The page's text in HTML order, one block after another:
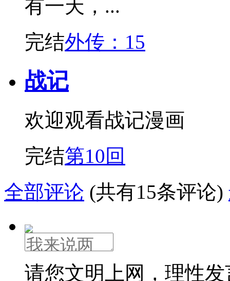
有一天，...
完结外传：15
战记
欢迎观看战记漫画
完结第10回
全部评论 (共有15条评论)
请您文明上网，理性